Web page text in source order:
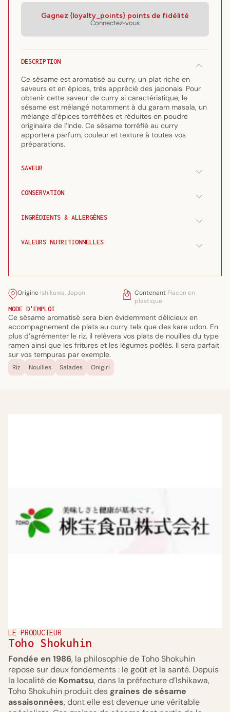
de
torréfié
curry
de
Sésame
torréfié
Gagnez {loyalty_points} points de fidélité
Connectez-vous
DESCRIPTION
Ce sésame est aromatisé au curry, un plat riche en
saveurs et en épices, très apprécié des japonais. Pour
obtenir cette saveur de curry si caractéristique, le
sésame est mélangé notamment à du garam masala, un
mélange d’épices torréfiées et réduites en poudre
originaire de l’Inde. Ce sésame torréfié au curry
apportera parfum, couleur et texture à toutes vos
préparations.
SAVEUR
CONSERVATION
INGRÉDIENTS & ALLERGÈNES
VALEURS NUTRITIONNELLES
Origine Ishikawa, Japon Contenant Flacon en
plastique
MODE D'EMPLOI
Ce sésame aromatisé sera bien évidemment délicieux en
accompagnement de plats au curry tels que des kare udon. En
plus d’agrémenter le riz, il relèvera vos plats de nouilles du type
ramen ainsi que les fritures et les légumes poêlés. Il sera parfait
sur vos tempuras par exemple.
Riz Nouilles Salades Onigiri
LE PRODUCTEUR
Toho Shokuhin
Fondée en 1986, la philosophie de Toho Shokuhin
repose sur deux fondements : le goût et la santé. Depuis
la localité de Komatsu, dans la préfecture d’Ishikawa,
Toho Shokuhin produit desgraines de sésame
assaisonnées, dont elle est devenue une véritable